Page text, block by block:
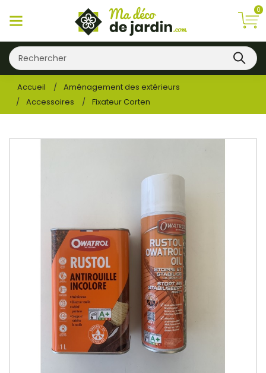
0
Accueil
Aménagement des extérieurs
Accessoires
Fixateur Corten